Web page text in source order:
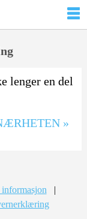
lenger en del
»
|